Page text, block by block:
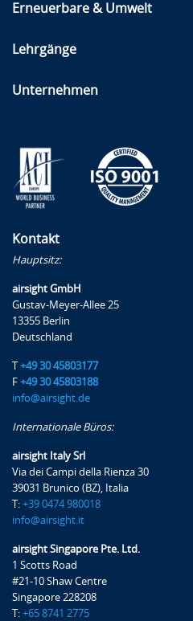
Erneuerbare & Umwelt
Lehrgänge
Unternehmen
Kontakt
Hauptsitz:
airsight GmbH
Gustav-Meyer-Allee 25
13355 Berlin
Deutschland
T +49 30 45803177
F +49 30 45803188
info@airsight.de
Internationale Büros:
airsight Italy Srl
Via dei Campi della Rienza 30
39031 Brunico (BZ), Italia
T: +39 0474 980018
info@airsight.it
airsight Singapore Pte. Ltd.
1 Scotts Road
#21-10 Shaw Centre
Singapore 228208
T: +65 8741 2775